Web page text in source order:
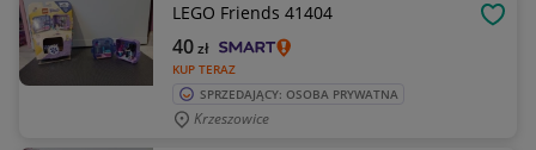
LEGO Friends 41404
KUP TERAZ
40zł
SPRZEDAJĄCY: OSOBA PRYWATNA
Krzeszowice